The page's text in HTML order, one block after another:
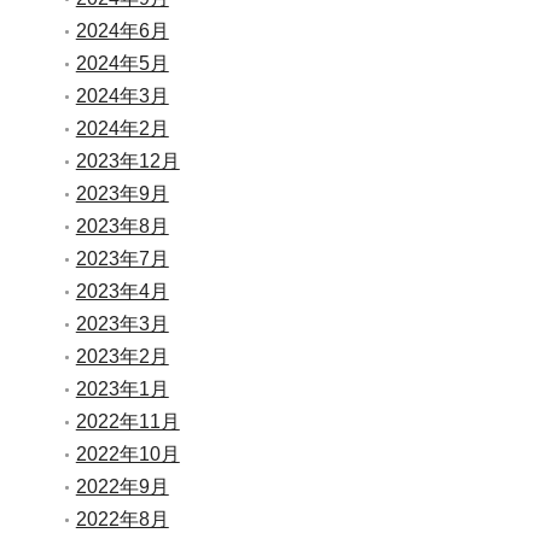
2024年6月
2024年5月
2024年3月
2024年2月
2023年12月
2023年9月
2023年8月
2023年7月
2023年4月
2023年3月
2023年2月
2023年1月
2022年11月
2022年10月
2022年9月
2022年8月